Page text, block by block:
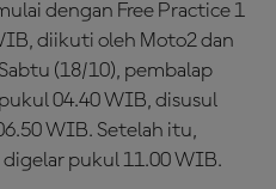
dengan Free Practice 1
diikuti oleh Moto2 dan
(18/10), pembalap
04.40 WIB, disusul
WIB. Setelah itu,
digelar pukul 11.00 WIB.